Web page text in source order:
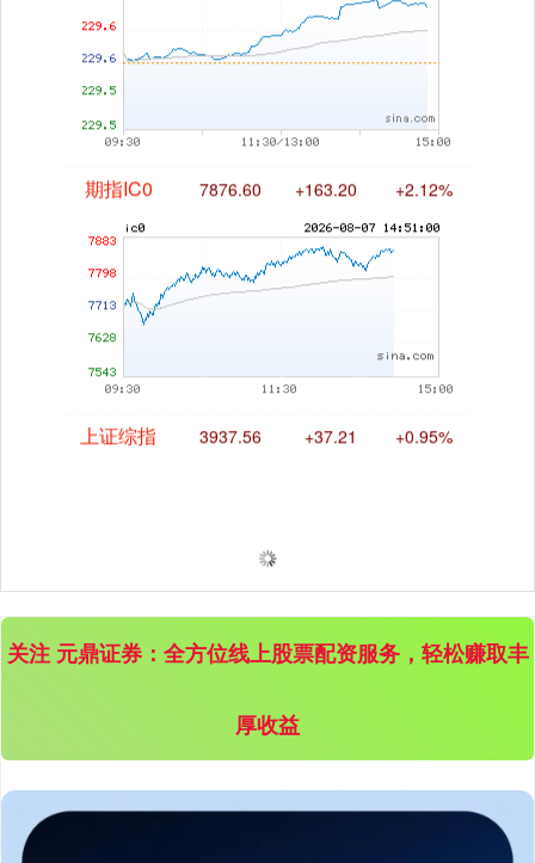
期指IC0 7876.60 +163.20 +2.12%
14296.55 +186.43
关注 元鼎证券：全方位线上股票配资服务，轻松赚取丰
厚收益